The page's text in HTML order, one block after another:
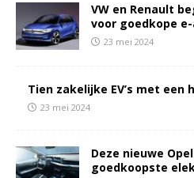
VW en Renault
voor goedkope e-
23 mei 2024
Tien zakelijke EV’s met een
23 mei 2024
Deze nieuwe
goedkoopste